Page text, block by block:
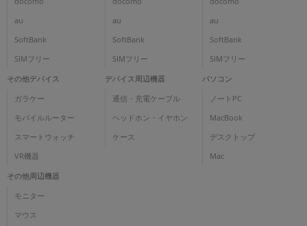
au
SoftBank
SIMフリー
au
SoftBank
SIMフリー
au
SoftBank
SIMフリー
その他デバイス
ガラケー
モバイルルーター
スマートウォッチ
VR機器
デバイス周辺機器
通信・充電ケーブル
ヘッドホン・イヤホン
ケース
パソコン
ノートPC
MacBook
デスクトップ
Mac
その他周辺機器
モニター
マウス